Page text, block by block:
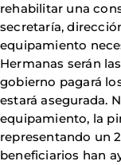
rehabilitar una
secretaría,
equipamiento
Hermanas serán
gobierno pagará
estará asegurada.
equipamiento, la
representando un
beneficiarios han